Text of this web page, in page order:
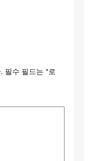
필수 필드는 *로